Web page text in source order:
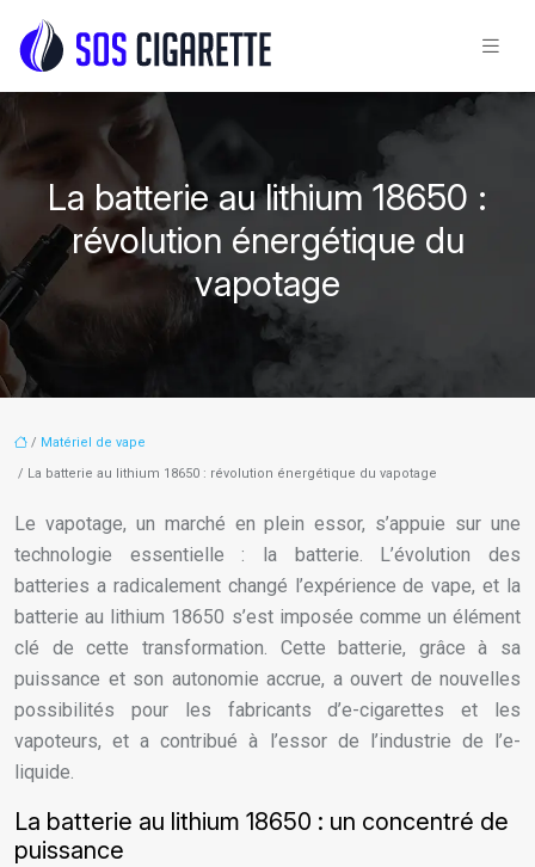
La batterie au lithium 18650 :
révolution énergétique du
vapotage
/ Matériel de vape
/ La batterie au lithium 18650 : révolution énergétique du vapotage
Le vapotage, un marché en plein essor, s’appuie sur une
technologie essentielle : la batterie. L’évolution des
batteries a radicalement changé l’expérience de vape, et la
batterie au lithium 18650 s’est imposée comme un élément
clé de cette transformation. Cette batterie, grâce à sa
puissance et son autonomie accrue, a ouvert de nouvelles
possibilités pour les fabricants d’e-cigarettes et les
vapoteurs, et a contribué à l’essor de l’industrie de l’e-
liquide.
La batterie au lithium 18650 : un concentré de
puissance